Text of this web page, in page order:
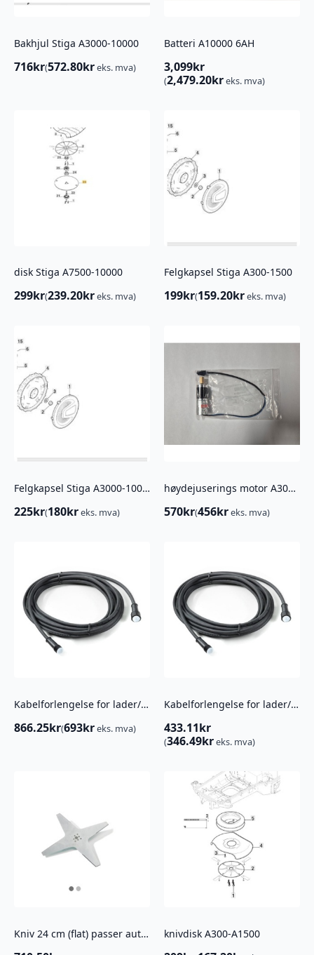
Bakhjul Stiga A3000-10000
716kr(572.80kreks. mva)
Batteri A10000 6AH
3,099kr
(2,479.20kreks. mva)
disk Stiga A7500-10000
299kr(239.20kreks. mva)
Felgkapsel Stiga A300-1500
199kr(159.20kreks. mva)
Felgkapsel Stiga A3000-10000
225kr(180kreks. mva)
høydejuserings motor A300-A10000
570kr(456kreks. mva)
Kabelforlengelse for lader/referansestasjon 15 meter Stiga
866.25kr(693kreks. mva)
Kabelforlengelse for lader/referansestasjon 5 meter stiga
433.11kr
(346.49kreks. mva)
Kniv 24 cm (flat) passer autoclip modeller knivdisk A300-A1500